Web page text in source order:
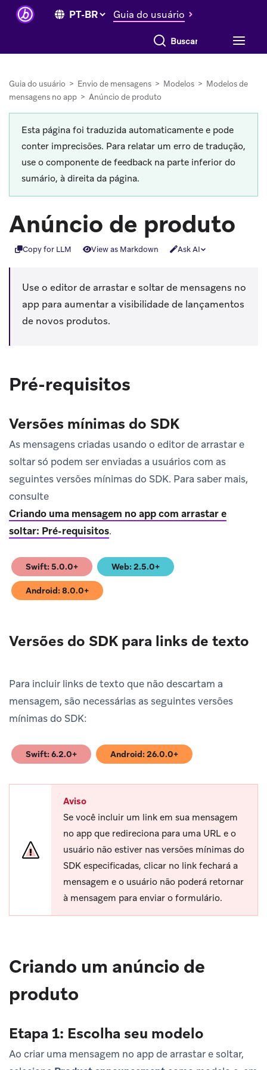
Guia do usuário
Buscar tudo
Guia do usuário > Envio de mensagens > Modelos > Modelos de
mensagens no app > Anúncio de produto
Esta página foi traduzida automaticamente e pode
conter imprecisões. Para relatar um erro de tradução,
use o componente de feedback na parte inferior do
sumário, à direita da página.
Anúncio de produto
Copy for LLM View as Markdown Ask AI
Use o editor de arrastar e soltar de mensagens no
app para aumentar a visibilidade de lançamentos
de novos produtos.
Pré-requisitos
Versões mínimas do SDK
As mensagens criadas usando o editor de arrastar e
soltar só podem ser enviadas a usuários com as
seguintes versões mínimas do SDK. Para saber mais,
consulte
Criando uma mensagem no app com arrastar e
soltar: Pré-requisitos.
Swift: 5.0.0+
(opens in new tab) Web: 2.5.0+
(opens in new tab)
Android: 8.0.0+
(opens in new tab)
Versões do SDK para links de texto
Para incluir links de texto que não descartam a
mensagem, são necessárias as seguintes versões
mínimas do SDK:
Swift: 6.2.0+
(opens in new tab) Android: 26.0.0+
(opens in new tab)
Aviso
Se você incluir um link em sua mensagem
no app que redireciona para uma URL e o
usuário não estiver nas versões mínimas do
SDK especificadas, clicar no link fechará a
mensagem e o usuário não poderá retornar
à mensagem para enviar o formulário.
Criando um anúncio de
produto
Etapa 1: Escolha seu modelo
Ao criar uma mensagem no app de arrastar e soltar,